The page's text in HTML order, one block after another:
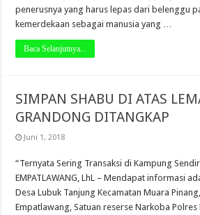
penerusnya yang harus lepas dari belenggu
kemerdekaan sebagai manusia yang …
Baca Selanjutnya...
SIMPAN SHABU DI ATAS
GRANDONG DITANGKAP
Juni 1, 2018
“Ternyata Sering Transaksi di Kampung
EMPATLAWANG, LhL – Mendapat informasi
Desa Lubuk Tanjung Kecamatan Muara
Empatlawang, Satuan reserse Narkoba